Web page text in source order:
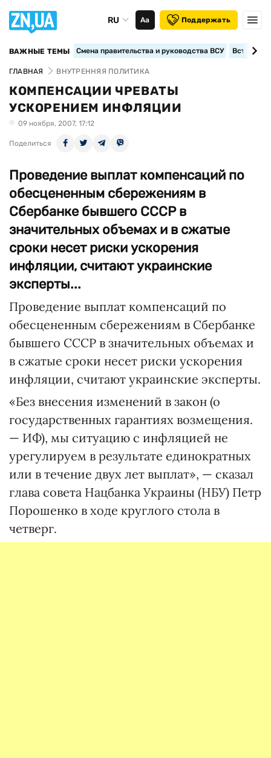
RU Аа Поддержать
ВАЖНЫЕ ТЕМЫ Смена правительства и руководства ВСУ
ГЛАВНАЯ ВНУТРЕННЯЯ ПОЛИТИКА
КОМПЕНСАЦИИ ЧРЕВАТЫ
УСКОРЕНИЕМ ИНФЛЯЦИИ
09 ноября, 2007, 17:12
Поделиться
Проведение выплат компенсаций по
обесцененным сбережениям в
Сбербанке бывшего СССР в
значительных объемах и в сжатые
сроки несет риски ускорения
инфляции, считают украинские
эксперты...
Проведение выплат компенсаций по
обесцененным сбережениям в Сбербанке
бывшего СССР в значительных объемах и
в сжатые сроки несет риски ускорения
инфляции, считают украинские эксперты.
«Без внесения изменений в закон (о
государственных гарантиях возмещения.
— ИФ), мы ситуацию с инфляцией не
урегулируем в результате единократных
или в течение двух лет выплат», — сказал
глава совета Нацбанка Украины (НБУ) Петр
Порошенко в ходе круглого стола в
четверг.